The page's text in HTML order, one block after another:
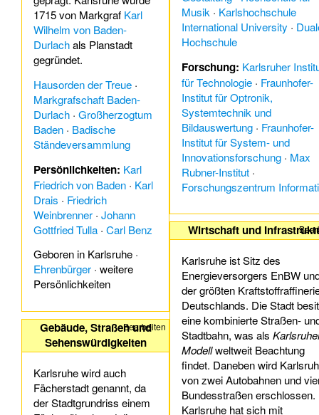
1715 von Markgraf Karl
Wilhelm von Baden-
Durlachals Planstadt
gegründet.
Hausorden der Treue·
Markgrafschaft Baden-
Durlach· Großherzogtum
Baden· Badische
Ständeversammlung
Persönlichkeiten: Karl
Friedrich von Baden· Karl
Drais · Friedrich
Weinbrenner· Johann
Gottfried Tulla· Carl Benz
Geboren in Karlsruhe·
Ehrenbürger· weitere
Persönlichkeiten
Bearbeiten
Gebäude, Straßen und
Sehenswürdigkeiten
Karlsruhe wird auch
Fächerstadt genannt, da
der Stadtgrundriss einem
Musik · Karlshochschule
International University ·
Hochschule
Forschung: Karlsruher
für Technologie· Fraunhofer-
Institut für Optronik,
Systemtechnik und
Bildauswertung· Fraunhofer-
Institut für System- und
Innovationsforschung· Max
Rubner-Institut·
Forschungszentrum
Wirtschaft und
Karlsruhe ist Sitz des
Energieversorgers EnBW
der größten
Deutschlands. Die Stadt
eine kombinierte Straßen-
Stadtbahn, was als
Modellweltweit Beachtung
findet. Daneben wird
von zwei Autobahnen und
Bundesstraßen erschlossen.
Karlsruhe hat sich mit